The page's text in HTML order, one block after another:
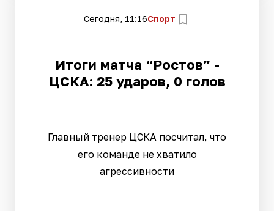
Сегодня, 11:16Спорт
Итоги матча “Ростов” -
ЦСКА: 25 ударов, 0 голов
Главный тренер ЦСКА посчитал, что
его команде не хватило
агрессивности